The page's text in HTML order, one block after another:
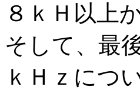
８ｋＨ以上
そして、最
ｋＨｚにつ